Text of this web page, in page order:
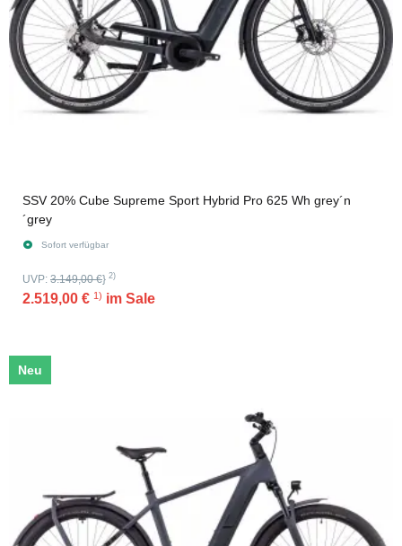
SSV 20% Cube Supreme Sport Hybrid Pro 625 Wh grey´n
´grey
Sofort verfügbar
UVP: 3.149,00 €} 2)
2.519,00 € 1) im Sale
Neu